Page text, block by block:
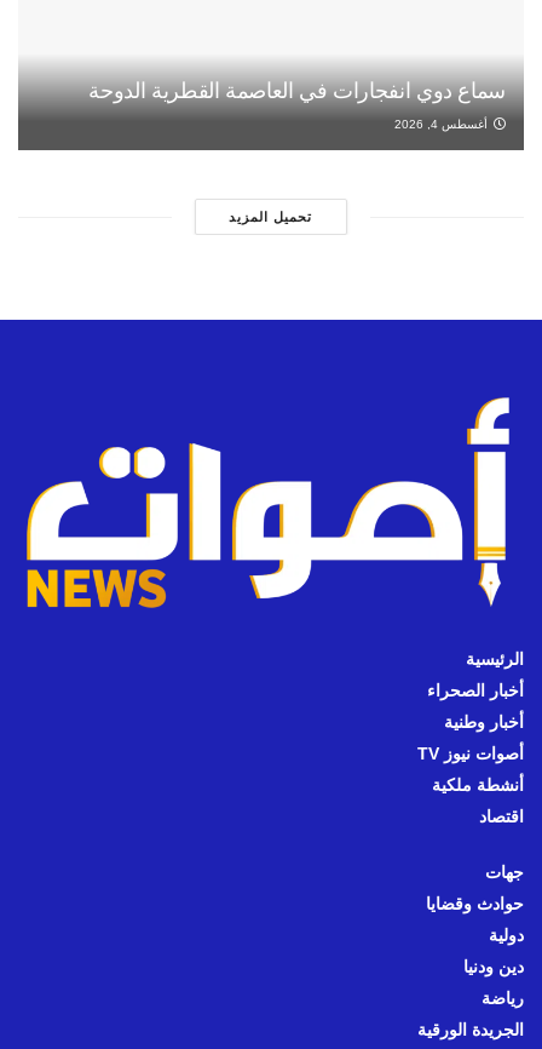
سماع دوي انفجارات في العاصمة القطرية الدوحة
أغسطس 4, 2026
تحميل المزيد
الرئيسية
أخبار الصحراء
أخبار وطنية
أصوات نيوز TV
أنشطة ملكية
اقتصاد
جهات
حوادث وقضايا
دولية
دين ودنيا
رياضة
الجريدة الورقية